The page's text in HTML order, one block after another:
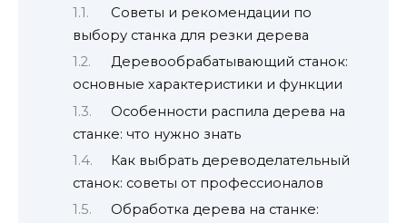
Советы и рекомендации по
выбору станка для резки дерева
Деревообрабатывающий станок:
основные характеристики и функции
Особенности распила дерева на
станке: что нужно знать
Как выбрать дереводелательный
станок: советы от профессионалов
Обработка дерева на станке: